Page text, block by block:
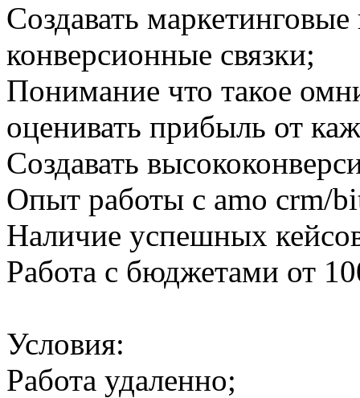
Создавать
конверсионные связки;
Понимание что такое
оценивать прибыль от
Создавать
Опыт работы с amo crm/
Наличие успешных
Работа с бюджетами от
Условия:
Работа удаленно;